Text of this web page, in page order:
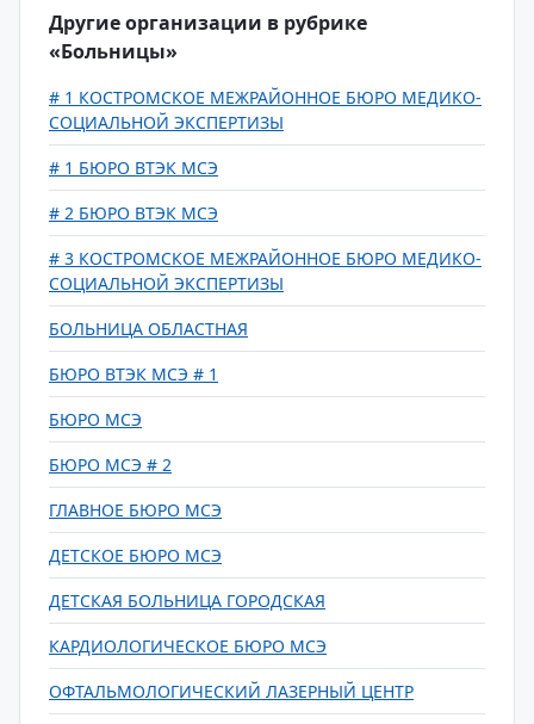
Другие организации в рубрике
«Больницы»
# 1 КОСТРОМСКОЕ МЕЖРАЙОННОЕ БЮРО МЕДИКО-
СОЦИАЛЬНОЙ ЭКСПЕРТИЗЫ
# 1 БЮРО ВТЭК МСЭ
# 2 БЮРО ВТЭК МСЭ
# 3 КОСТРОМСКОЕ МЕЖРАЙОННОЕ БЮРО МЕДИКО-
СОЦИАЛЬНОЙ ЭКСПЕРТИЗЫ
БОЛЬНИЦА ОБЛАСТНАЯ
БЮРО ВТЭК МСЭ # 1
БЮРО МСЭ
БЮРО МСЭ # 2
ГЛАВНОЕ БЮРО МСЭ
ДЕТСКОЕ БЮРО МСЭ
ДЕТСКАЯ БОЛЬНИЦА ГОРОДСКАЯ
КАРДИОЛОГИЧЕСКОЕ БЮРО МСЭ
ОФТАЛЬМОЛОГИЧЕСКИЙ ЛАЗЕРНЫЙ ЦЕНТР